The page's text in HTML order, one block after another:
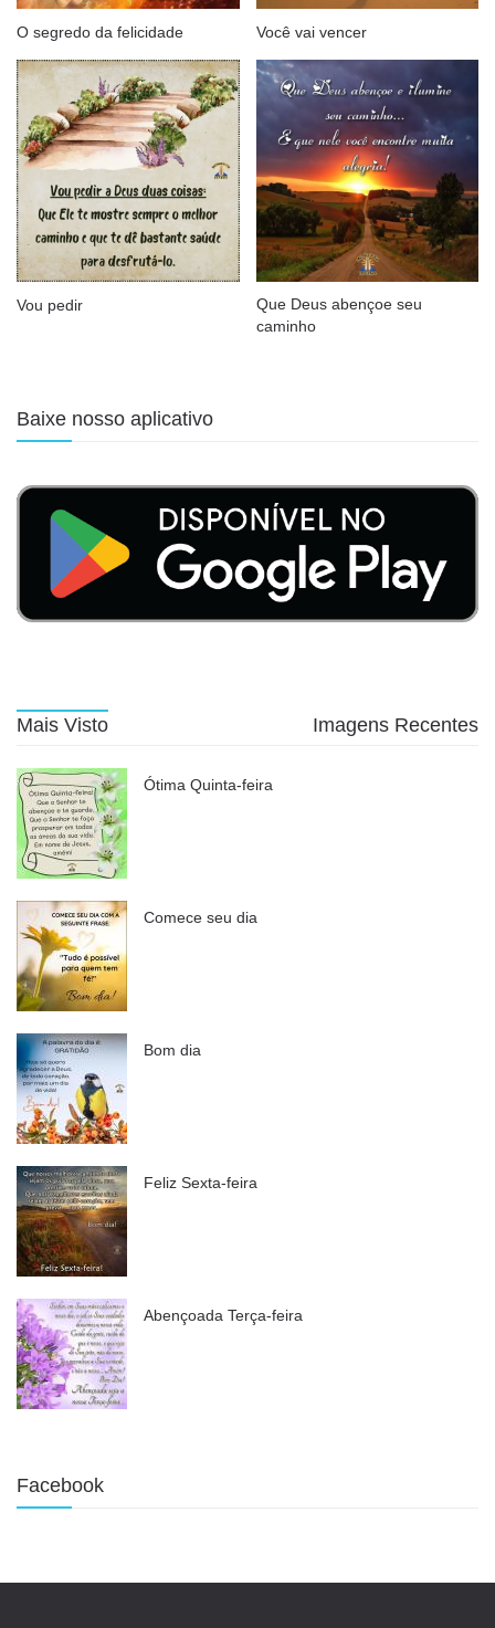
O segredo da felicidade Você vai vencer
Vou pedir
Que Deus abençoe seu
caminho
Baixe nosso aplicativo
Mais Visto Imagens Recentes
Ótima Quinta-feira
Comece seu dia
Bom dia
Feliz Sexta-feira
Abençoada Terça-feira
Facebook